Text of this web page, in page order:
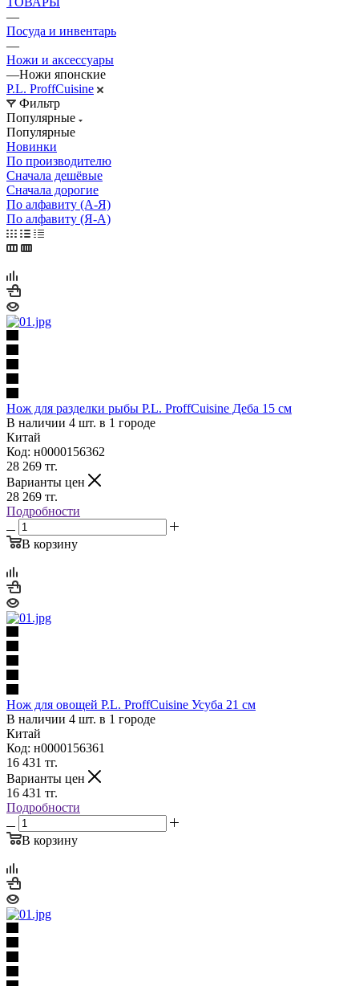
—
Посуда и инвентарь
—
Ножи и аксессуары
—Ножи японские
P.L. ProffСuisine
Фильтр
Популярные
Популярные
Новинки
По производителю
Сначала дешёвые
Сначала дорогие
По алфавиту (А-Я)
По алфавиту (Я-А)
Нож для разделки рыбы P.L. ProffСuisine Деба 15 см
В наличии 4 шт. в 1 городе
Китай
Код: н0000156362
28 269 тг.
Варианты цен
28 269 тг.
Подробности
В корзину
Нож для овощей P.L. ProffСuisine Усуба 21 см
В наличии 4 шт. в 1 городе
Китай
Код: н0000156361
16 431 тг.
Варианты цен
16 431 тг.
Подробности
В корзину